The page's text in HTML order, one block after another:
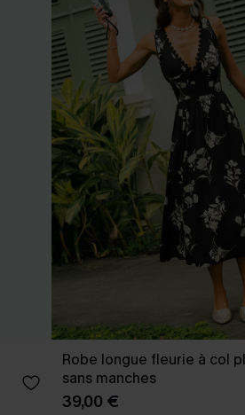
Robe longue fleurie à col
sans manches
39,00 €